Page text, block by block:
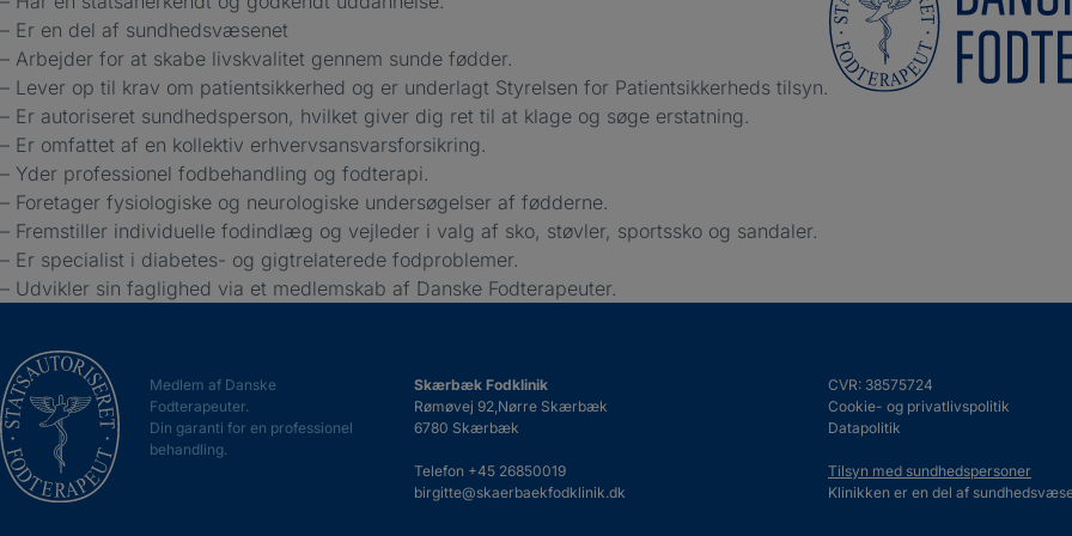
– Er en del af sundhedsvæsenet
– Arbejder for at skabe livskvalitet gennem sunde fødder.
– Lever op til krav om patientsikkerhed og er underlagt Styrelsen for Patientsikkerheds tilsyn.
– Er autoriseret sundhedsperson, hvilket giver dig ret til at klage og søge erstatning.
– Er omfattet af en kollektiv erhvervsansvarsforsikring.
– Yder professionel fodbehandling og fodterapi.
– Foretager fysiologiske og neurologiske undersøgelser af fødderne.
– Fremstiller individuelle fodindlæg og vejleder i valg af sko, støvler, sportssko og sandaler.
– Er specialist i diabetes- og gigtrelaterede fodproblemer.
– Udvikler sin faglighed via et medlemskab af Danske Fodterapeuter.
Medlem af Danske
Fodterapeuter.
Din garanti for en professionel
behandling.
Skærbæk Fodklinik
Rømøvej 92,Nørre Skærbæk
6780 Skærbæk
Telefon +45 26850019
birgitte@skaerbaekfodklinik.dk
CVR: 38575724
Cookie- og privatlivspolitik
Datapolitik
Tilsyn med sundhedspersoner
Klinikken er en del af